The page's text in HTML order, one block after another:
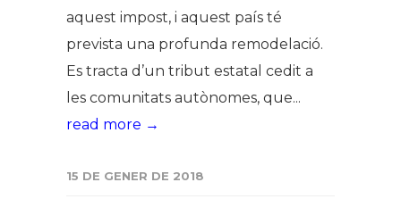
aquest impost, i aquest país té
prevista una profunda remodelació.
Es tracta d’un tribut estatal cedit a
les comunitats autònomes, que...
read more →
15 DE GENER DE 2018